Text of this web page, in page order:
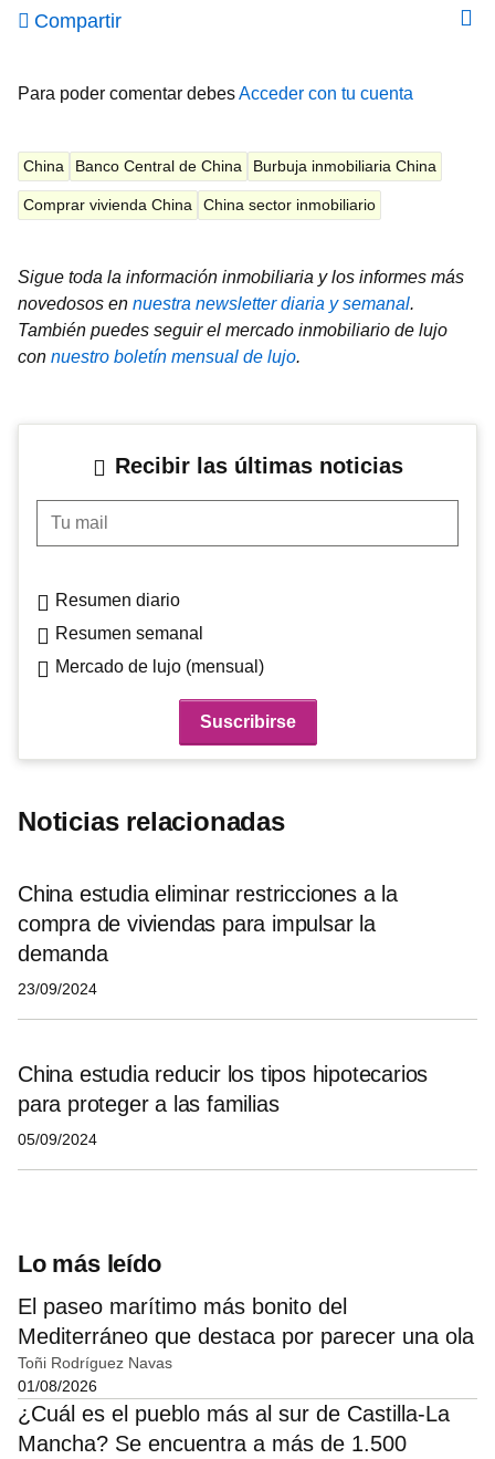
Compartir
Para poder comentar debesAcceder con tu cuenta
China Banco Central de China Burbuja inmobiliaria China
Comprar vivienda China China sector inmobiliario
Sigue toda la información inmobiliaria y los informes más
novedosos en nuestra newsletter diaria y semanal.
También puedes seguir el mercado inmobiliario de lujo
con nuestro boletín mensual de lujo.
Recibir las últimas noticias
Tu mail
Resumen diario
Resumen semanal
Mercado de lujo (mensual)
Noticias relacionadas
China estudia eliminar restricciones a la
compra de viviendas para impulsar la
demanda
23/09/2024
China estudia reducir los tipos hipotecarios
para proteger a las familias
05/09/2024
Lo más leído
El paseo marítimo más bonito del
Mediterráneo que destaca por parecer una ola
Toñi Rodríguez Navas
01/08/2026
¿Cuál es el pueblo más al sur de Castilla-La
Mancha? Se encuentra a más de 1.500